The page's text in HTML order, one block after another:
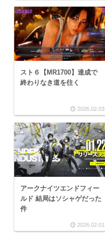
スト６【MR1700】達成で
終わりなき道を往く
2026.02.03
アークナイツエンドフィー
ルド 結局はソシャゲだった
件
2026.02.01